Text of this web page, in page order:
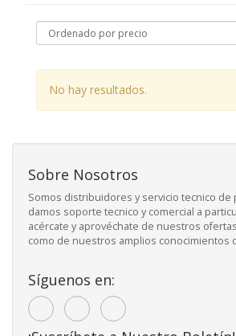
No hay resultados.
Sobre Nosotros
Somos distribuidores y servicio tecnico de
damos soporte tecnico y comercial a
acércate y aprovéchate de nuestros
como de nuestros amplios conocimientos
Síguenos en: